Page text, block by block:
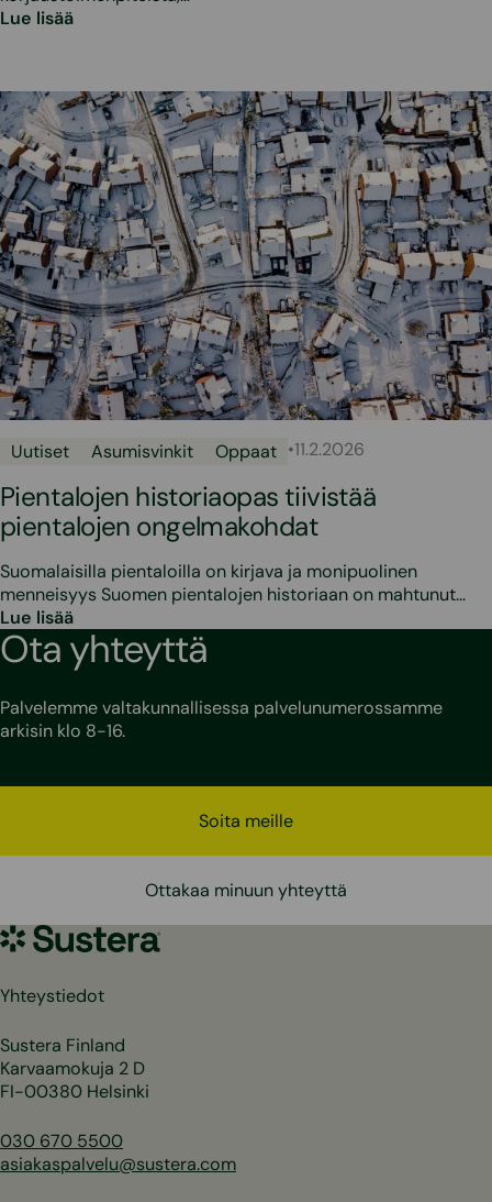
Lue lisää
Uutiset Asumisvinkit Oppaat •11.2.2026
Pientalojen historiaopas tiivistää
pientalojen ongelmakohdat
Suomalaisilla pientaloilla on kirjava ja monipuolinen
menneisyys Suomen pientalojen historiaan on mahtunut…
Lue lisää
Ota yhteyttä
Palvelemme valtakunnallisessa palvelunumerossamme
arkisin klo 8-16.
Soita meille
Ottakaa minuun yhteyttä
Sustera
Yhteystiedot
Sustera Finland
Karvaamokuja 2 D
FI-00380 Helsinki
030 670 5500
asiakaspalvelu@sustera.com